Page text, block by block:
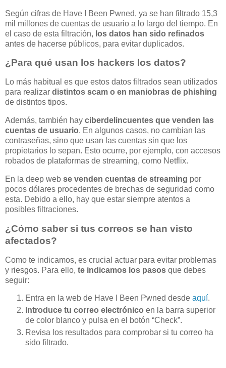
Según cifras de Have I Been Pwned, ya se han filtrado 15,3
mil millones de cuentas de usuario a lo largo del tiempo. En
el caso de esta filtración, los datos han sido refinados
antes de hacerse públicos, para evitar duplicados.
¿Para qué usan los hackers los datos?
Lo más habitual es que estos datos filtrados sean utilizados
para realizar distintos scam o en maniobras de phishing
de distintos tipos.
Además, también hay ciberdelincuentes que venden las
cuentas de usuario. En algunos casos, no cambian las
contraseñas, sino que usan las cuentas sin que los
propietarios lo sepan. Esto ocurre, por ejemplo, con accesos
robados de plataformas de streaming, como Netflix.
En la deep web se venden cuentas de streaming por
pocos dólares procedentes de brechas de seguridad como
esta. Debido a ello, hay que estar siempre atentos a
posibles filtraciones.
¿Cómo saber si tus correos se han visto
afectados?
Como te indicamos, es crucial actuar para evitar problemas
y riesgos. Para ello, te indicamos los pasos que debes
seguir:
Entra en la web de Have I Been Pwned desde aquí.
Introduce tu correo electrónico en la barra superior
de color blanco y pulsa en el botón “Check”.
Revisa los resultados para comprobar si tu correo ha
sido filtrado.